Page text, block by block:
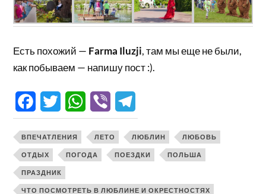
Есть похожий — Farma Iluzji, там мы еще не были,
как побываем — напишу пост :).
FacebookTwitter WhatsApp
Viber
ВПЕЧАТЛЕНИЯ ЛЕТО ЛЮБЛИН ЛЮБОВЬ
ОТДЫХ ПОГОДА ПОЕЗДКИ ПОЛЬША
ПРАЗДНИК
ЧТО ПОСМОТРЕТЬ В ЛЮБЛИНЕ И ОКРЕСТНОСТЯХ